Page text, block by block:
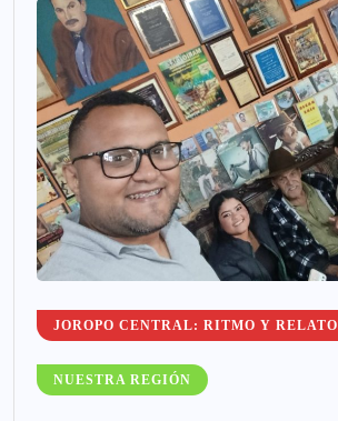
JOROPO CENTRAL: RITMO Y RELATO
NUESTRA REGIÓN